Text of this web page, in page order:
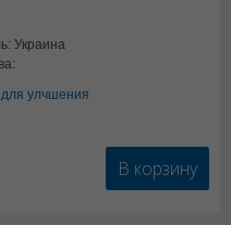
Украина
улчшения
В корзину